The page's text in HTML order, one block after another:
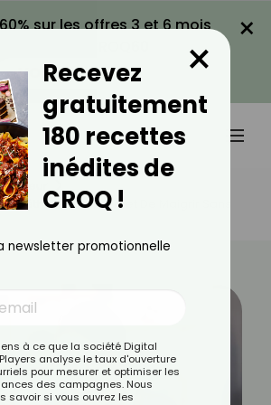
sur les offres 3 et 6 mois
VOIR LA PROMO
×
Minceur
Méthode Qui Permet De Maigrir Sans
Recevez
gratuitement
180 recettes
inédites de
CROQ !
×
newsletter promotionnelle
à ce que la société Digital
analyse le taux d'ouverture
pour mesurer et optimiser les
des campagnes. Nous
savoir si vous ouvrez les